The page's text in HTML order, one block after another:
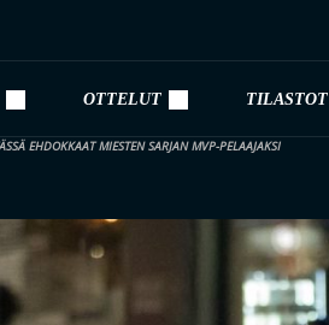
OTTELUT TILASTOT
EHDOKKAAT MIESTEN SARJAN MVP-PELAAJAKSI